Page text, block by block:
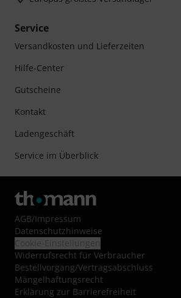
Service
Versandkosten und Lieferzeiten
Hilfe-Center
Gutscheine
Kontakt
Ladengeschäft
Service im Überblick
AGB/Impressum
Datenschutzhinweise
Widerrufsrecht für Verbraucher
Bestellvorgang/Vertragsabschluss
Mängelhaftungsrecht
Erklärung zur Barrierefreiheit